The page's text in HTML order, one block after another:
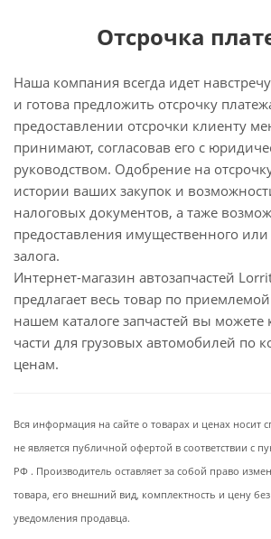
Отсрочка
Наша компания всегда идет
и готова предложить отсрочку
предоставлении отсрочки клиенту
принимают, согласовав его с
руководством. Одобрение на
истории ваших закупок и
налоговых документов, а таже
предоставления имущественного или
залога.
Интернет-магазин автозапчастей
предлагает весь товар по
нашем каталоге запчастей вы можете
части для грузовых автомобилей по
ценам.
Вся информация на сайте о товарах и ценах носит
не является публичной офертой в соответствии с
РФ . Производитель оставляет за собой право
товара, его внешний вид, комплектность и цену
уведомления продавца.